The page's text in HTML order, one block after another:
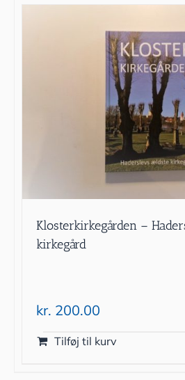
Klosterkirkegården –
kirkegård
kr. 200.00
Tilføj til kurv